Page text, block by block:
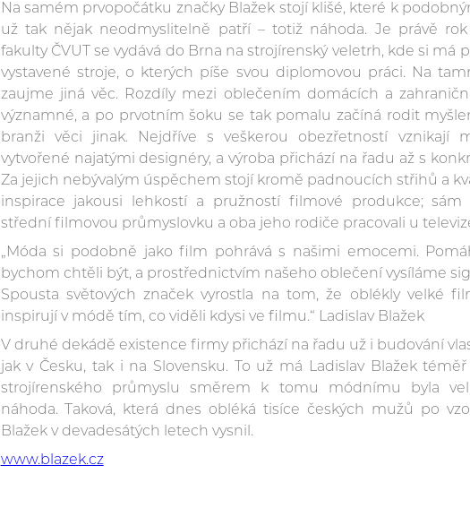
Na samém prvopočátku značky Blažek stojí klišé, které k
už tak nějak neodmyslitelně patří – totiž náhoda. Je právě rok
fakulty ČVUT se vydává do Brna na strojírenský veletrh, kde si
vystavené stroje, o kterých píše svou diplomovou práci. Na
zaujme jiná věc. Rozdíly mezi oblečením domácích a
významné, a po prvotním šoku se tak pomalu začíná rodit
branži věci jinak. Nejdříve s veškerou obezřetností vznikají
vytvořené najatými designéry, a výroba přichází na řadu až s
Za jejich nebývalým úspěchem stojí kromě padnoucích střihů a
inspirace jakousi lehkostí a pružností filmové produkce; sám
střední filmovou průmyslovku a oba jeho rodiče pracovali u
„Móda si podobně jako film pohrává s našimi emocemi.
bychom chtěli být, a prostřednictvím našeho oblečení vysíláme
Spousta světových značek vyrostla na tom, že oblékly velké
inspirují v módě tím, co viděli kdysi ve filmu.“ Ladislav Blažek
V druhé dekádě existence firmy přichází na řadu už i budování
jak v Česku, tak i na Slovensku. To už má Ladislav Blažek
strojírenského průmyslu směrem k tomu módnímu byla
náhoda. Taková, která dnes obléká tisíce českých mužů po
Blažek v devadesátých letech vysnil.
www.blazek.cz